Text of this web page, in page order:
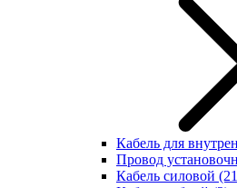
Кабель для
Провод
Кабель силовой